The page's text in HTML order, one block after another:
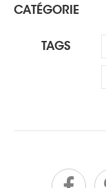
CATÉGORIE
TAGS